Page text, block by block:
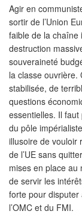
Agir en
sortir de l’Union
faible de la chaîne
destruction
souveraineté
la classe ouvrière.
stabilisée, de
questions
essentielles. Il
du pôle
illusoire de vouloir
de l’UE sans
mises en place au
de servir les
forte pour
l’OMC et du FMI.